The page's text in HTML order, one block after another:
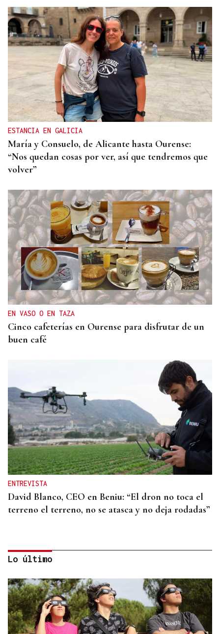
ESTANCIA EN GALICIA
María y Consuelo, de Alicante hasta Ourense:
“Nos quedan cosas por ver, así que tendremos que
volver”
EN VASO O EN TAZA
Cinco cafeterías en Ourense para disfrutar de un
buen café
ENTREVISTA
David Blanco, CEO en Beniu: “El dron no toca el
terreno el terreno, no se atasca y no deja rodadas”
Lo último